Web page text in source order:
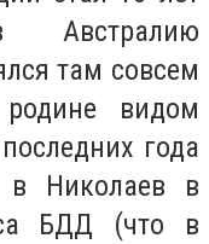
там совсем
видом
года
Николаев в
БДД (что в